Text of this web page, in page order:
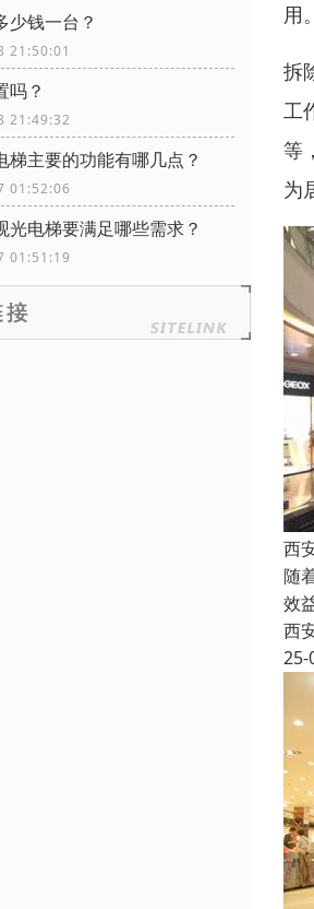
少钱一台？
21:50:01
吗？
21:49:32
梯主要的功能有哪几点？
01:52:06
光电梯要满足哪些需求？
01:51:19
用
拆
工
等
为
西
随
效
西
25-